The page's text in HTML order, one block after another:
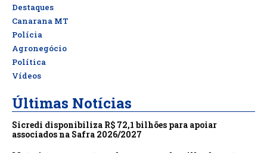
Destaques
Canarana MT
Polícia
Agronegócio
Política
Vídeos
Últimas Notícias
Sicredi disponibiliza R$ 72,1 bilhões para apoiar
associados na Safra 2026/2027